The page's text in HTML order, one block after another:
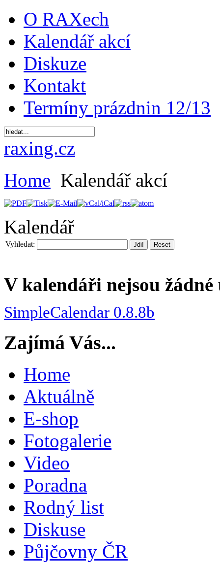
O RAXech
Kalendář akcí
Diskuze
Kontakt
Termíny prázdnin 12/13
raxing.cz
Home Kalendář akcí
Kalendář
Vyhledat: Jdi! Reset
V kalendáři nejsou žádné
SimpleCalendar 0.8.8b
Zajímá Vás...
Home
Aktuálně
E-shop
Fotogalerie
Video
Poradna
Rodný list
Diskuse
Půjčovny ČR